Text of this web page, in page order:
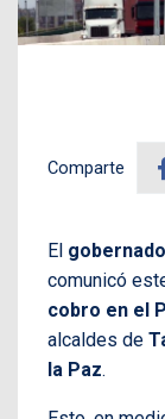
Comparte
El
comunicó
cobro en el
alcaldes de
la Paz.